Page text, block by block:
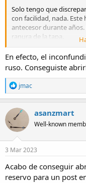
a
Solo tengo que
con facilidad, nada.
antecesor durante años.
ranura de la tapa.
Por eso dejo unas fotos
he conseguido es un
probablemente calibre
Ya veremos cuando lo
Enviado desde mi SM-
En efecto, el
ruso. Conseguiste
R
e
a
c
t
i
o
n
s
jmac
asanzmart
Well-known
3 Mar 2023
Acabo de conseguir
reservo para un post